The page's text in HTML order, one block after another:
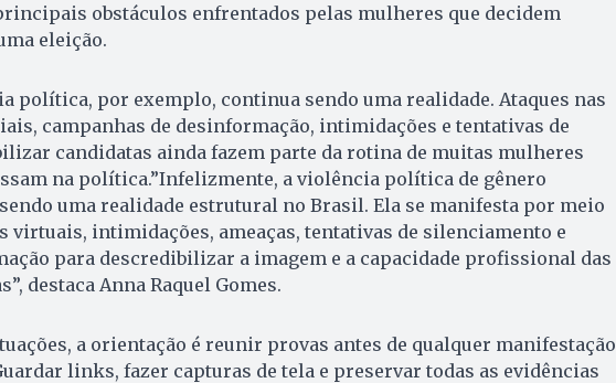
obstáculos enfrentados pelas mulheres que decidem
eleição.
política, por exemplo, continua sendo uma realidade. Ataques nas
campanhas de desinformação, intimidações e tentativas de
candidatas ainda fazem parte da rotina de muitas mulheres
na política.”Infelizmente, a violência política de gênero
uma realidade estrutural no Brasil. Ela se manifesta por meio
virtuais, intimidações, ameaças, tentativas de silenciamento e
para descredibilizar a imagem e a capacidade profissional das
destaca Anna Raquel Gomes.
a orientação é reunir provas antes de qualquer manifestação
links, fazer capturas de tela e preservar todas as evidências